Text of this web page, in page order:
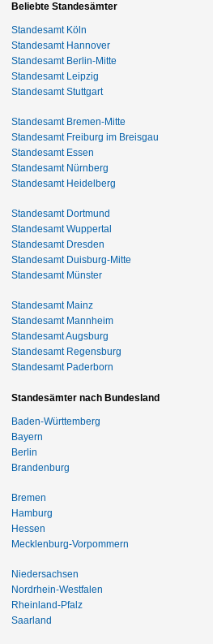
Beliebte Standesämter
Standesamt Köln
Standesamt Hannover
Standesamt Berlin-Mitte
Standesamt Leipzig
Standesamt Stuttgart
Standesamt Bremen-Mitte
Standesamt Freiburg im Breisgau
Standesamt Essen
Standesamt Nürnberg
Standesamt Heidelberg
Standesamt Dortmund
Standesamt Wuppertal
Standesamt Dresden
Standesamt Duisburg-Mitte
Standesamt Münster
Standesamt Mainz
Standesamt Mannheim
Standesamt Augsburg
Standesamt Regensburg
Standesamt Paderborn
Standesämter nach Bundesland
Baden-Württemberg
Bayern
Berlin
Brandenburg
Bremen
Hamburg
Hessen
Mecklenburg-Vorpommern
Niedersachsen
Nordrhein-Westfalen
Rheinland-Pfalz
Saarland